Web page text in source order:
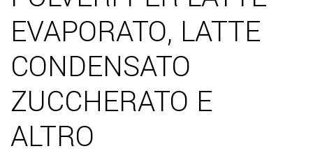
EVAPORATO, LATTE
CONDENSATO
ZUCCHERATO E
ALTRO